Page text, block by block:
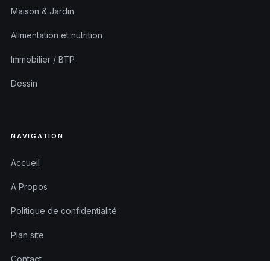
Maison & Jardin
Alimentation et nutrition
Immobilier / BTP
Dessin
NAVIGATION
Accueil
A Propos
Politique de confidentialité
Plan site
Contact